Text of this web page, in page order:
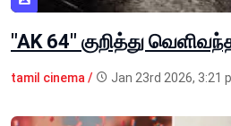
"AK 64" குறித்து
tamil cinema / Jan 23rd 2026, 3:21